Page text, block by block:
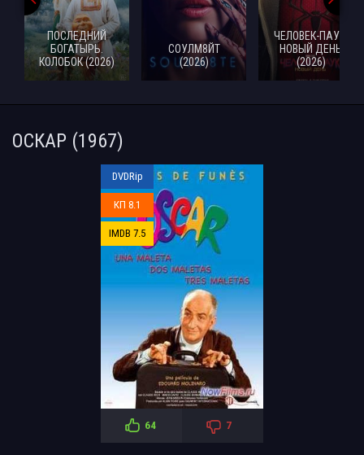
ПОСЛЕДНИЙ
БОГАТЫРЬ.
КОЛОБОК (2026)
СОУЛМ8ЙТ
(2026)
ЧЕЛОВЕК-ПАУК:
НОВЫЙ ДЕНЬ
(2026)
ОСКАР (1967)
DVDRip
КП 8.1
IMDB 7.5
64 7